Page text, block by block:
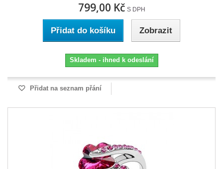
799,00 Kč S DPH
Přidat do košíku Zobrazit
Skladem - ihned k odeslání
Přidat na seznam přání